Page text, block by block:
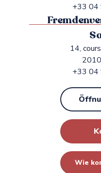
+33 04
14,
+33 04
Wie